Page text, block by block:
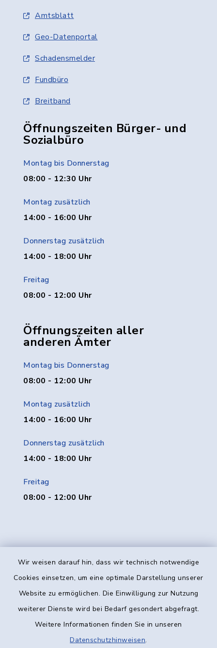
Wir weisen darauf hin, dass wir technisch notwendige
Cookies einsetzen, um eine optimale Darstellung unserer
Website zu ermöglichen. Die Einwilligung zur Nutzung
weiterer Dienste wird bei Bedarf gesondert abgefragt.
Weitere Informationen finden Sie in unseren
Datenschutzhinweisen.
Amtsblatt
Geo-Datenportal
Schadensmelder
Fundbüro
Breitband
Öffnungszeiten Bürger- und
Sozialbüro
Montag bis Donnerstag
08:00 - 12:30 Uhr
Montag zusätzlich
14:00 - 16:00 Uhr
Donnerstag zusätzlich
14:00 - 18:00 Uhr
Freitag
08:00 - 12:00 Uhr
Öffnungszeiten aller
anderen Ämter
Montag bis Donnerstag
08:00 - 12:00 Uhr
Montag zusätzlich
14:00 - 16:00 Uhr
Donnerstag zusätzlich
14:00 - 18:00 Uhr
Freitag
08:00 - 12:00 Uhr
Kontakt
Datenschutz